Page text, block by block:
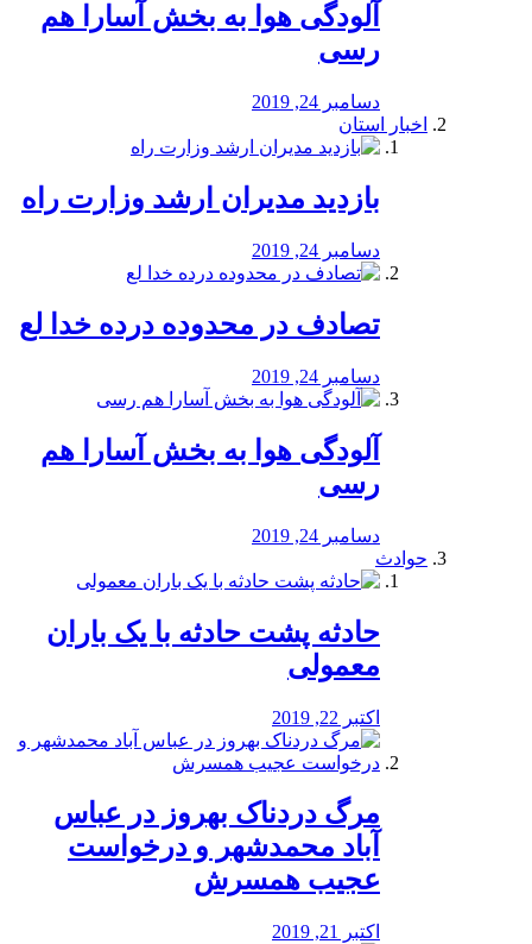
آلودگی هوا به بخش آسارا هم
رسی
دسامبر 24, 2019
اخبار استان
بازدید مدیران ارشد وزارت راه
دسامبر 24, 2019
تصادف در محدوده درده خدا لع
دسامبر 24, 2019
آلودگی هوا به بخش آسارا هم
رسی
دسامبر 24, 2019
حوادث
️حادثه پشت حادثه با یک باران
معمولی
اکتبر 22, 2019
مرگ دردناک بهروز در عباس
آباد محمدشهر و درخواست
عجیب همسرش
اکتبر 21, 2019